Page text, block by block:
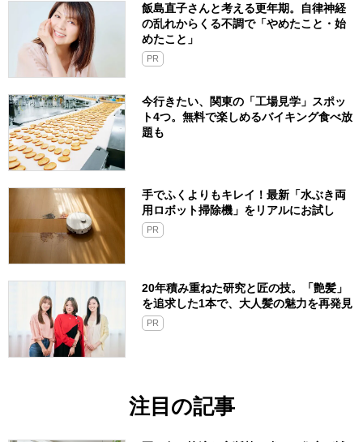
飯島直子さんと考える更年期。自律神経
の乱れからくる不調で「やめたこと・始
めたこと」
PR
今行きたい、関東の「工場見学」スポッ
ト4つ。無料で楽しめるバイキング食べ放
題も
手でふくよりもキレイ！最新「水ぶき両
用ロボット掃除機」をリアルにお試し
PR
20年積み重ねた研究と匠の技。「艶髪」
を追求した1本で、大人髪の魅力を再発見
PR
注目の記事